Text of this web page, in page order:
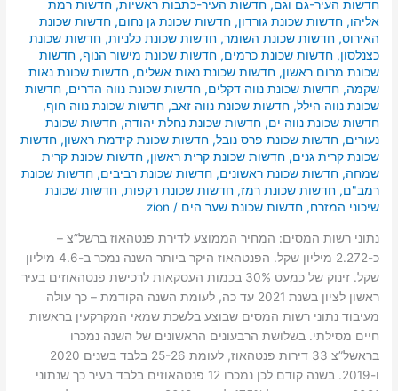
חדשות העיר-גם וגם,חדשות העיר-כתבות ראשיות,חדשות רמת
אליהו,חדשות שכונת גורדון,חדשות שכונת גן נחום,חדשות שכונת
האירוס,חדשות שכונת השומר,חדשות שכונת כלניות,חדשות שכונת
כצנלסון,חדשות שכונת כרמים,חדשות שכונת מישור הנוף,חדשות
שכונת מרום ראשון,חדשות שכונת נאות אשלים,חדשות שכונת נאות
שקמה,חדשות שכונת נווה דקלים,חדשות שכונת נווה הדרים,חדשות
שכונת נווה הילל,חדשות שכונת נווה זאב,חדשות שכונת נווה חוף,
חדשות שכונת נווה ים,חדשות שכונת נחלת יהודה,חדשות שכונת
נעורים,חדשות שכונת פרס נובל,חדשות שכונת קידמת ראשון,חדשות
שכונת קרית גנים,חדשות שכונת קרית ראשון,חדשות שכונת קרית
שמחה,חדשות שכונת ראשונים,חדשות שכונת רביבים,חדשות שכונת
רמב"ם,חדשות שכונת רמז,חדשות שכונת רקפות,חדשות שכונת
שיכוני המזרח,חדשות שכונת שער הים /
zion
נתוני רשות המסים: המחיר הממוצע לדירת פנטהאוז ברשל”צ –
כ-2.272 מיליון שקל. הפנטהאוז היקר ביותר השנה נמכר ב-4.6 מיליון
שקל. זינוק של כמעט 30% בכמות העסקאות לרכישת פנטהאוזים בעיר
ראשון לציון בשנת 2021 עד כה, לעומת השנה הקודמת – כך עולה
מעיבוד נתוני רשות המסים שבוצע בלשכת שמאי המקרקעין בראשות
חיים מסילתי. בשלושת הרבעונים הראשונים של השנה נמכרו
בראשל”צ 33 דירות פנטהאוז, לעומת 25-26 בלבד בשנים 2020
ו-2019. בשנה קודם לכן נמכרו 12 פנטהאוזים בלבד בעיר כך שנתוני